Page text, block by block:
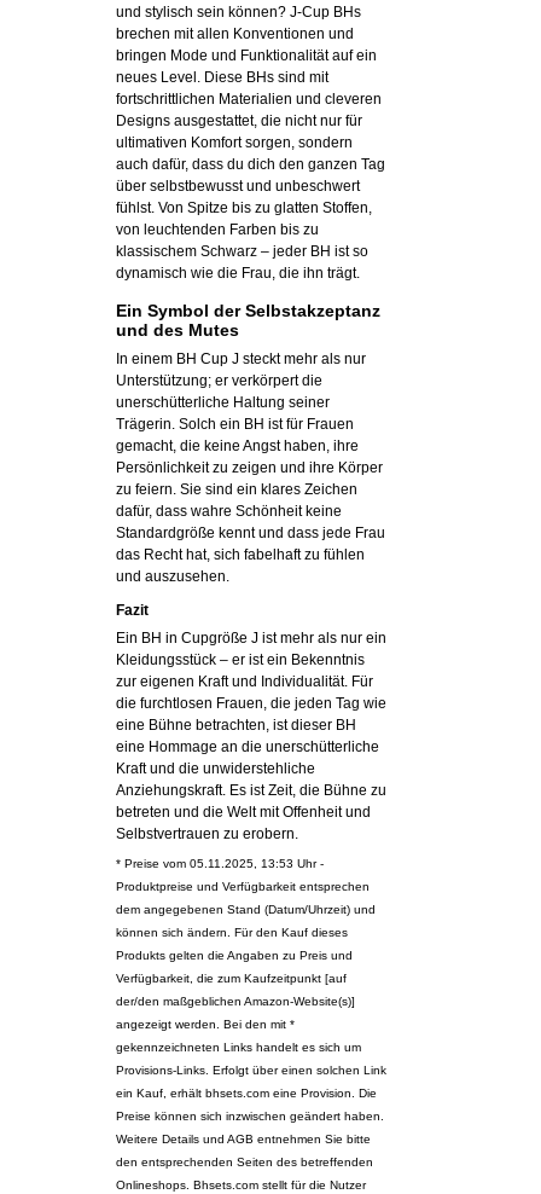
und stylisch sein können? J-Cup BHs
brechen mit allen Konventionen und
bringen Mode und Funktionalität auf ein
neues Level. Diese BHs sind mit
fortschrittlichen Materialien und cleveren
Designs ausgestattet, die nicht nur für
ultimativen Komfort sorgen, sondern
auch dafür, dass du dich den ganzen Tag
über selbstbewusst und unbeschwert
fühlst. Von Spitze bis zu glatten Stoffen,
von leuchtenden Farben bis zu
klassischem Schwarz – jeder BH ist so
dynamisch wie die Frau, die ihn trägt.
Ein Symbol der Selbstakzeptanz
und des Mutes
In einem BH Cup J steckt mehr als nur
Unterstützung; er verkörpert die
unerschütterliche Haltung seiner
Trägerin. Solch ein BH ist für Frauen
gemacht, die keine Angst haben, ihre
Persönlichkeit zu zeigen und ihre Körper
zu feiern. Sie sind ein klares Zeichen
dafür, dass wahre Schönheit keine
Standardgröße kennt und dass jede Frau
das Recht hat, sich fabelhaft zu fühlen
und auszusehen.
Fazit
Ein BH in Cupgröße J ist mehr als nur ein
Kleidungsstück – er ist ein Bekenntnis
zur eigenen Kraft und Individualität. Für
die furchtlosen Frauen, die jeden Tag wie
eine Bühne betrachten, ist dieser BH
eine Hommage an die unerschütterliche
Kraft und die unwiderstehliche
Anziehungskraft. Es ist Zeit, die Bühne zu
betreten und die Welt mit Offenheit und
Selbstvertrauen zu erobern.
* Preise vom 05.11.2025, 13:53 Uhr -
Produktpreise und Verfügbarkeit entsprechen
dem angegebenen Stand (Datum/Uhrzeit) und
können sich ändern. Für den Kauf dieses
Produkts gelten die Angaben zu Preis und
Verfügbarkeit, die zum Kaufzeitpunkt [auf
der/den maßgeblichen Amazon-Website(s)]
angezeigt werden. Bei den mit *
gekennzeichneten Links handelt es sich um
Provisions-Links. Erfolgt über einen solchen Link
ein Kauf, erhält bhsets.com eine Provision. Die
Preise können sich inzwischen geändert haben.
Weitere Details und AGB entnehmen Sie bitte
den entsprechenden Seiten des betreffenden
Onlineshops. Bhsets.com stellt für die Nutzer